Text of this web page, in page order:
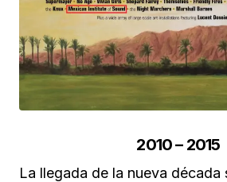
2010 – 2015
La llegada de la nueva década